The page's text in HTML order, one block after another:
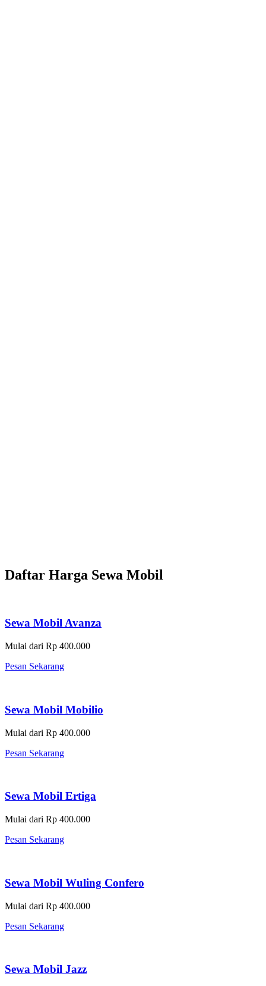
Daftar Harga Sewa Mobil
Sewa Mobil Avanza
Mulai dari Rp 400.000
Pesan Sekarang
Sewa Mobil Mobilio
Mulai dari Rp 400.000
Pesan Sekarang
Sewa Mobil Ertiga
Mulai dari Rp 400.000
Pesan Sekarang
Sewa Mobil Wuling Confero
Mulai dari Rp 400.000
Pesan Sekarang
Sewa Mobil Jazz